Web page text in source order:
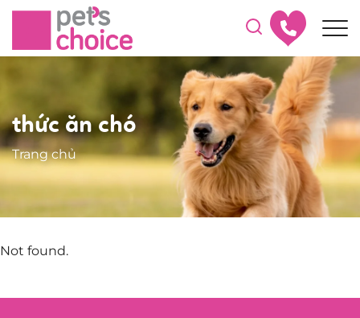
thức ăn chó
Trang chủ
Not found.